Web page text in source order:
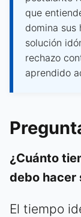
que
domina sus
solución
rechazo
aprendido
¿Cuánto
debo hacer
El tiempo